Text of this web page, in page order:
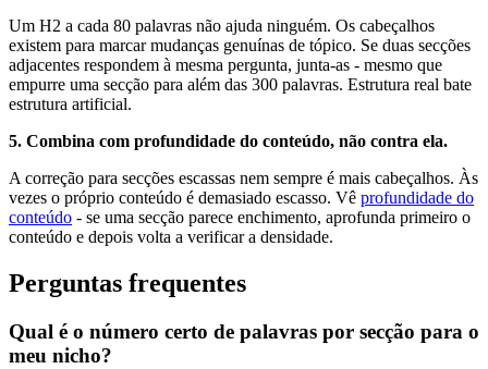
Um H2 a cada 80 palavras não ajuda ninguém. Os cabeçalhos
existem para marcar mudanças genuínas de tópico. Se duas secções
adjacentes respondem à mesma pergunta, junta-as - mesmo que
empurre uma secção para além das 300 palavras. Estrutura real bate
estrutura artificial.
5. Combina com profundidade do conteúdo, não contra ela.
A correção para secções escassas nem sempre é mais cabeçalhos. Às
vezes o próprio conteúdo é demasiado escasso. Vê profundidade do
conteúdo - se uma secção parece enchimento, aprofunda primeiro o
conteúdo e depois volta a verificar a densidade.
Perguntas frequentes
Qual é o número certo de palavras por secção para o
meu nicho?